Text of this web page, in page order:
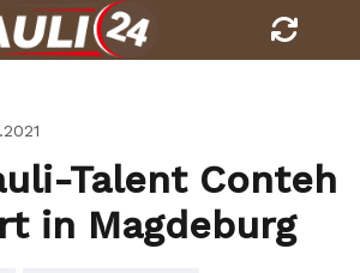
Talent Conteh
in Magdeburg